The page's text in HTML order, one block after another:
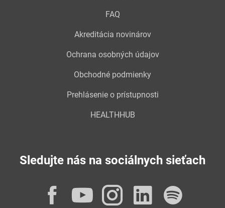
FAQ
Akreditácia novinárov
Ochrana osobných údajov
Obchodné podmienky
Prehlásenie o prístupnosti
HEALTHHUB
Sledujte nás na sociálnych sieťach
Facebook
YouTube
Instagram